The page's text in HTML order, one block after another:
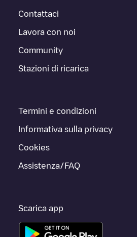
Contattaci
Lavora con noi
Community
Stazioni di ricarica
Termini e condizioni
Informativa sulla privacy
Cookies
Assistenza/FAQ
Scarica app